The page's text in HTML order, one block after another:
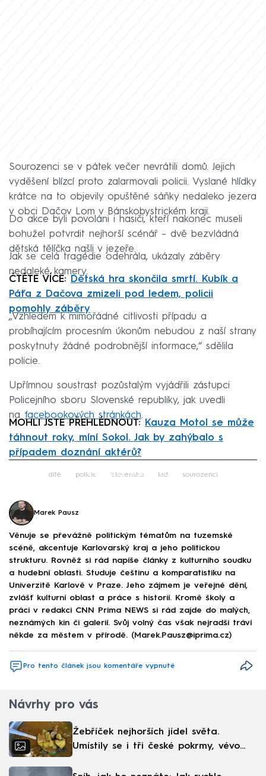
Sourozenci se v pátek večer nevrátili domů. Jejich
vyděšení blízcí proto zalarmovali policii. Vyslané hlídky
krátce na to objevily opuštěné sáňky nedaleko jezera
v obci Dačov Lom v Bánskobystrickém kraji.
Do akce byli povoláni i hasiči, kteří nakonec museli
bohužel potvrdit nejhorší scénář – dvě bezvládná
dětská tělíčka našli v jezeře.
Jak se celá tragédie odehrála, ukázaly záběry
nedaleké kamery.
ČTĚTE VÍCE:
Dětská hra skončila smrtí. Kubík a
Páťa z Dačova zmizeli pod ledem, policii
pomohly záběry
„Vzhledem k mimořádné citlivosti případu a
probíhajícím procesním úkonům nebudou z naší strany
poskytnuty žádné podrobnější informace,“ sdělila
policie.
Upřímnou soustrast pozůstalým vyjádřili zástupci
Policejního sboru Slovenské republiky, jak uvedli
na facebookových stránkách.
MOHLI JSTE PŘEHLÉDNOUT:
Kauza Motol se může
táhnout roky, míní Sokol. Jak by zahýbalo s
případem doznání aktérů?
Failed to fetch
dítě policie Slovensko led sourozenci
Marek Pausz
Věnuje se převážně politickým tématům na tuzemské
scéně, akcentuje Karlovarský kraj a jeho politickou
strukturu. Rovněž si rád napíše články z kulturního soudku
a hudební oblasti. Studuje češtinu a komparatistiku na
Univerzitě Karlově v Praze. Jeho zájmem je veřejné dění,
zvlášť kulturní oblast a práce s historií. Kromě školy a
práci v redakci CNN Prima NEWS si rád zajde do malých,
neznámých kin či galerií. Svůj volný čas však nejradši tráví
někde za městem v přírodě. (Marek.Pausz@iprima.cz)
Pro tento článek jsou komentáře vypnuté
Návrhy pro vás
Žebříček nejhorších jídel světa.
Umístily se i tři české pokrmy, vévodí